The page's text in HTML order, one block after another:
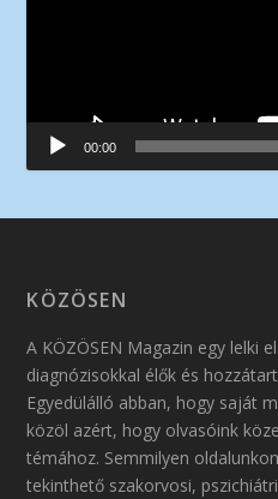
00:00
KÖZÖSEN
A KÖZÖSEN Magazin egy lelki
diagnózisokkal élők és
Egyedülálló abban, hogy saját
közöl azért, hogy olvasóink
témához. Semmilyen
tekinthető szakorvosi,